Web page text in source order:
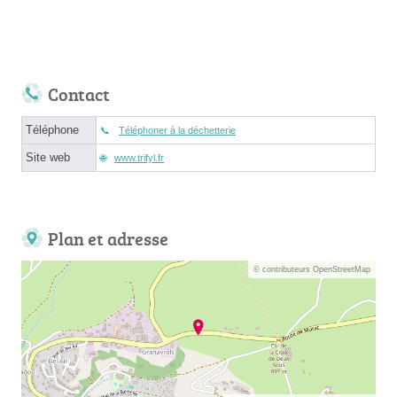
Contact
Téléphone Téléphoner à la déchetterie
Site web www.trifyl.fr
Plan et adresse
© contributeurs OpenStreetMap